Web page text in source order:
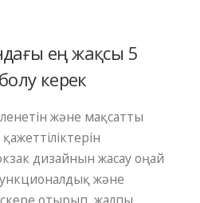
ең жақсы 5
керек
және мақсатты
дизайнын жасау оңай
және